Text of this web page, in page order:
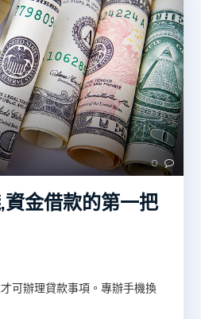
0
資金借款的第一把
可辦理貸款事項。專辦手機換